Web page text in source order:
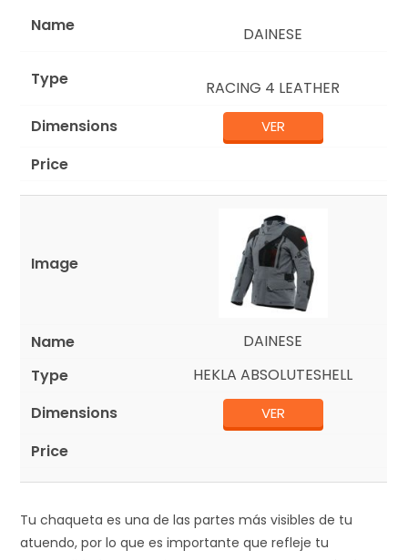
DAINESE
RACING 4 LEATHER
VER
DAINESE
HEKLA ABSOLUTESHELL
VER
Tu chaqueta es una de las partes más visibles de tu
atuendo, por lo que es importante que refleje tu